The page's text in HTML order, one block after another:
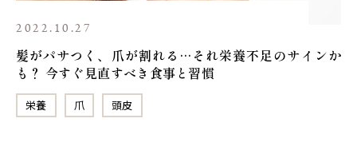
2022.10.27
髪がパサつく、爪が割れる…それ栄養不足のサインか
も？ 今すぐ見直すべき食事と習慣
栄養 爪 頭皮